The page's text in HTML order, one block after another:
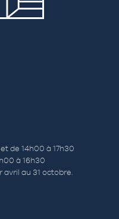
de 14h00 à 17h30
à 16h30
avril au 31 octobre.